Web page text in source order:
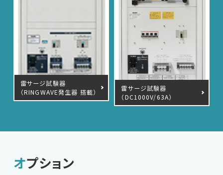
EMC試験器
RF関連製品・試験システム
雷サージ試験器
（RINGWAVE発生器 搭載）
雷サージ試験器
（DC1000V/63A）
オプション